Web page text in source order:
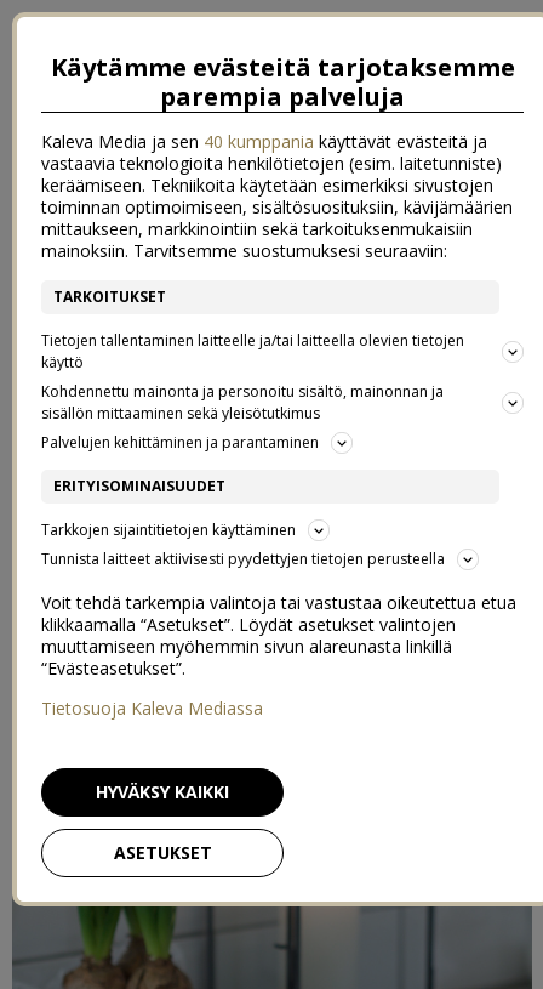
everlasting november rain?
09.12.2015
Ja tuoksuukin myös.
Ohjeen löydättäältä, suosittelen kokeilemaan!
Käytämme evästeitä tarjotaksemme
parempia palveluja
Kaleva Media ja sen 40 kumppania käyttävät evästeitä ja
vastaavia teknologioita henkilötietojen (esim. laitetunniste)
keräämiseen. Tekniikoita käytetään esimerkiksi sivustojen
toiminnan optimoimiseen, sisältösuosituksiin, kävijämäärien
mittaukseen, markkinointiin sekä tarkoituksenmukaisiin
mainoksiin. Tarvitsemme suostumuksesi seuraaviin:
TARKOITUKSET
Tietojen tallentaminen laitteelle ja/tai laitteella olevien tietojen
käyttö
Kohdennettu mainonta ja personoitu sisältö, mainonnan ja
sisällön mittaaminen sekä yleisötutkimus
Palvelujen kehittäminen ja parantaminen
ERITYISOMINAISUUDET
Tarkkojen sijaintitietojen käyttäminen
Tunnista laitteet aktiivisesti pyydettyjen tietojen perusteella
Voit tehdä tarkempia valintoja tai vastustaa oikeutettua etua
klikkaamalla “Asetukset”. Löydät asetukset valintojen
muuttamiseen myöhemmin sivun alareunasta linkillä
“Evästeasetukset”.
Tietosuoja Kaleva Mediassa
ASETUKSET
HYVÄKSY KAIKKI